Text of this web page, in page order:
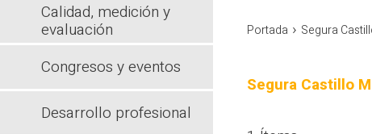
REPOSITORIO EN LÍNEA DE
Portada › Segura
Segura Castillo
Calidad, medición y
evaluación
Congresos y eventos
Desarrollo profesional